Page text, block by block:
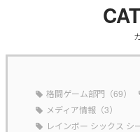
格闘ゲーム部門（69）
メディア情報（3）
レインボー シックス シ